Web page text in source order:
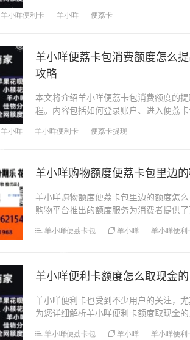
羊小咩便利卡 羊小咩 便荔卡
羊小咩便荔卡包消费额度怎么
攻略
本文将介绍羊小咩便荔卡包消费额度的
程。内容包括如何登录账户、进入便荔
羊小咩 羊小咩便利卡 便荔卡提现
羊小咩购物额度便荔卡包里边
羊小咩购物额度便荔卡包里边的额度怎
购物平台推出的额度服务为消费者提供
羊小咩便荔卡包 羊小咩 羊小咩便利
羊小咩便利卡额度怎么取现金
羊小咩便利卡也受到不少用户的关注，
为您详细解析羊小咩便利卡额度取现金
羊小咩便荔卡包 羊小咩 羊小咩便利